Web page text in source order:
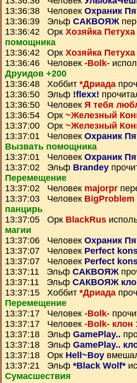
13:36:38 Человек Охраник
13:36:39 Эльф САКВОЯЖ
13:36:42 Орк Хозяйка Петуха
помощника
13:36:42 Орк Хозяйка
13:36:46 Человек -Bolk-
Друидов +200
13:36:48 Хоббит *Дриада
13:36:50 Эльф !flexx!
13:36:50 Человек Я тебя
13:36:54 Орк ~Железный
13:37:00 Орк ~Железный
13:37:01 Человек Охраник
Вызвать помощника
13:37:01 Человек Охраник
13:37:02 Эльф Brandey
Перемещение
13:37:02 Человек majorpr
13:37:03 Человек BigProblem
панцирь
13:37:05 Орк BlackRus
магии
13:37:06 Человек Охраник
13:37:07 Человек Perfect
13:37:07 Человек Perfect
13:37:11 Эльф САКВОЯЖ
13:37:11 Эльф САКВОЯЖ
13:37:15 Хоббит *Дриада
Перемещение
13:37:17 Человек -Bolk-
13:37:17 Человек -Bolk- клон
13:37:18 Эльф GamePlay..
13:37:18 Эльф GamePlay..
13:37:18 Орк Hell~Boy
13:37:21 Эльф *Black Wolf*
Сумаcшествия